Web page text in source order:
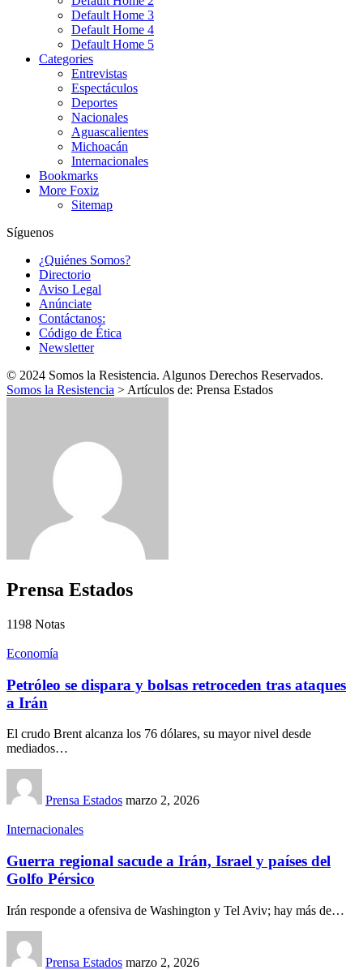
Default Home 3
Default Home 4
Default Home 5
Categories
Entrevistas
Espectáculos
Deportes
Nacionales
Aguascalientes
Michoacán
Internacionales
Bookmarks
More Foxiz
Sitemap
Síguenos
¿Quiénes Somos?
Directorio
Aviso Legal
Anúnciate
Contáctanos:
Código de Ética
Newsletter
© 2024 Somos la Resistencia. Algunos Derechos Reservados.
Somos la Resistencia > Artículos de: Prensa Estados
Prensa Estados
1198 Notas
Economía
Petróleo se dispara y bolsas retroceden tras ataques
a Irán
El crudo Brent alcanza los 76 dólares, su mayor nivel desde
mediados…
Prensa Estados marzo 2, 2026
Internacionales
Guerra regional sacude a Irán, Israel y países del
Golfo Pérsico
Irán responde a ofensiva de Washington у Tel Aviv; hay más de…
Prensa Estados marzo 2, 2026